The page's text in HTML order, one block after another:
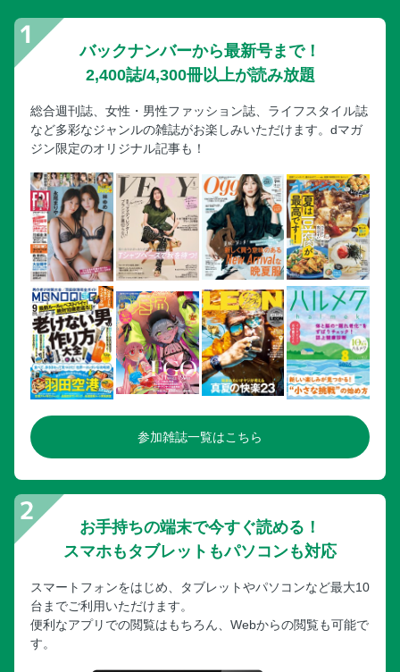
バックナンバーから最新号まで！
2,400誌/4,300冊以上が読み放題
総合週刊誌、女性・男性ファッション誌、ライフスタイル誌
など多彩なジャンルの雑誌がお楽しみいただけます。dマガ
ジン限定のオリジナル記事も！
参加雑誌一覧はこちら
お手持ちの端末で今すぐ読める！
スマホもタブレットもパソコンも対応
スマートフォンをはじめ、タブレットやパソコンなど最大10
台までご利用いただけます。
便利なアプリでの閲覧はもちろん、Webからの閲覧も可能で
す。